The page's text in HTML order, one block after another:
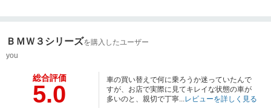
いつでもお気軽にご相談下さいませ。スタッフ一同心よりお待ちしておりま
ＢＭＷ３シリーズを購入したユーザー
you
総合評価
5.0
車の買い替えで何に乗ろうか迷っていたんで
すが、お店で実際に見てキレイな状態の車が
多いのと、親切で丁寧... レビューを詳しく見る